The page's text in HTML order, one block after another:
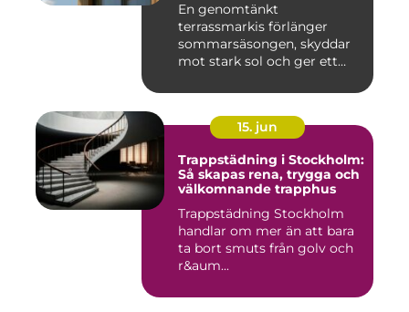
En genomtänkt
terrassmarkis förlänger
sommarsäsongen, skyddar
mot stark sol och ger ett
15. jun
Trappstädning i Stockholm:
Så skapas rena, trygga och
välkomnande trapphus
Trappstädning Stockholm
handlar om mer än att bara
ta bort smuts från golv och
r&aum...